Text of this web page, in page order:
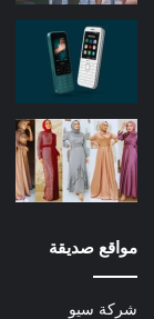
مواقع صديقة
شركة سيو